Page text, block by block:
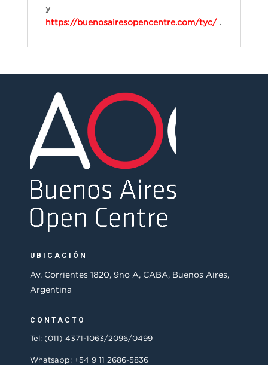
y
https://buenosairesopencentre.com/tyc/.
UBICACIÓN
Av. Corrientes 1820, 9no A, CABA, Buenos Aires,
Argentina
CONTACTO
Tel: (011) 4371-1063/2096/0499
Whatsapp: +54 9 11 2686-5836